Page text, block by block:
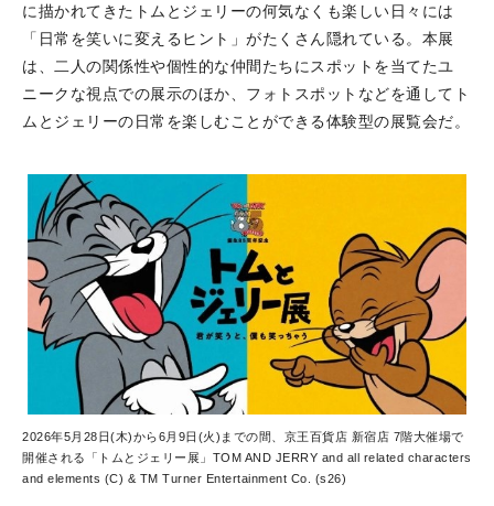
に描かれてきたトムとジェリーの何気なくも楽しい日々には
「日常を笑いに変えるヒント」がたくさん隠れている。本展
は、二人の関係性や個性的な仲間たちにスポットを当てたユ
ニークな視点での展示のほか、フォトスポットなどを通してト
ムとジェリーの日常を楽しむことができる体験型の展覧会だ。
2026年5月28日(木)から6月9日(火)までの間、京王百貨店 新宿店 7階大催場で
開催される「トムとジェリー展」 TOM AND JERRY and all related characters
and elements (C) & TM Turner Entertainment Co. (s26)